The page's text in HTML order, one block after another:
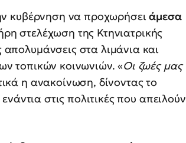
κυβέρνηση να προχωρήσειάμεσα
στελέχωση της Κτηνιατρικής
στα λιμάνια και
τοπικών κοινωνιών. «Οι ζωές μας
η ανακοίνωση, δίνοντας το
στις πολιτικές που απειλούν